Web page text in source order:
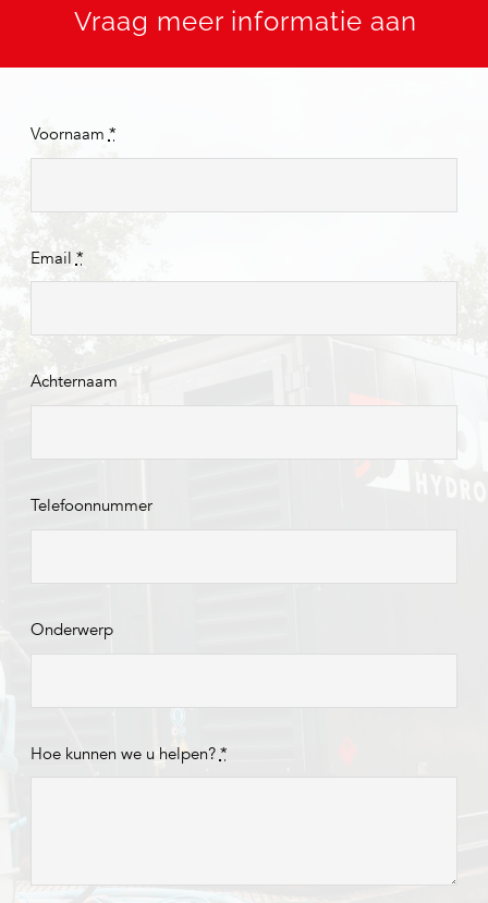
Vraag meer informatie aan
Voornaam *
Email *
Achternaam
Telefoonnummer
Onderwerp
Hoe kunnen we u helpen? *